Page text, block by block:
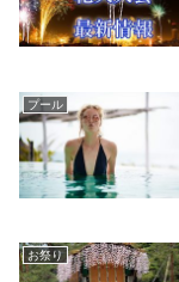
プール
お祭り